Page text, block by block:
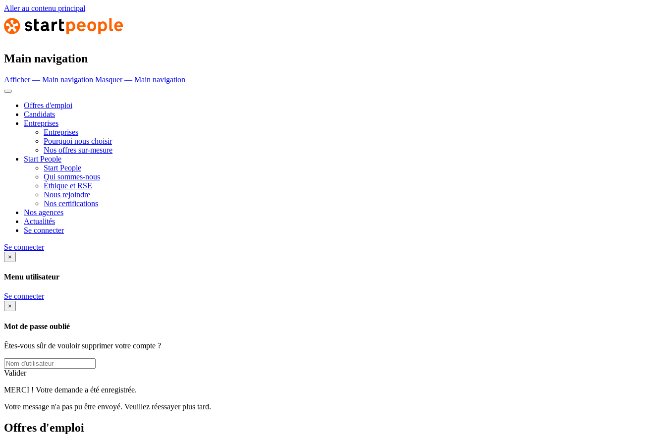
Aller au contenu principal
Main navigation
Afficher — Main navigation Masquer — Main navigation
Offres d'emploi
Candidats
Entreprises
Entreprises
Pourquoi nous choisir
Nos offres sur-mesure
Start People
Start People
Qui sommes-nous
Éthique et RSE
Nous rejoindre
Nos certifications
Nos agences
Actualités
Se connecter
Se connecter
×
Menu utilisateur
Se connecter
×
Mot de passe oublié
Êtes-vous sûr de vouloir supprimer votre compte ?
Valider
MERCI ! Votre demande a été enregistrée.
Votre message n'a pas pu être envoyé. Veuillez réessayer plus tard.
Offres d'emploi